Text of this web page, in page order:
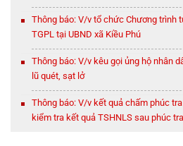
Thông báo: V/v tổ chức Chương trình
TGPL tại UBND xã Kiều Phú
Thông báo: V/v kêu gọi ủng hộ nhân
lũ quét, sạt lở
Thông báo: V/v kết quả chấm phúc
kiểm tra kết quả TSHNLS sau phúc